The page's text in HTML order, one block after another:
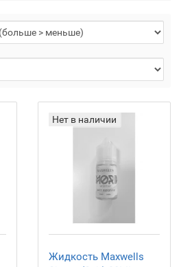
Нет в наличии
Жидкость Maxwells